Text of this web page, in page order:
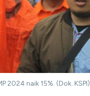
2024 naik 15%. (Dok. KSPI)